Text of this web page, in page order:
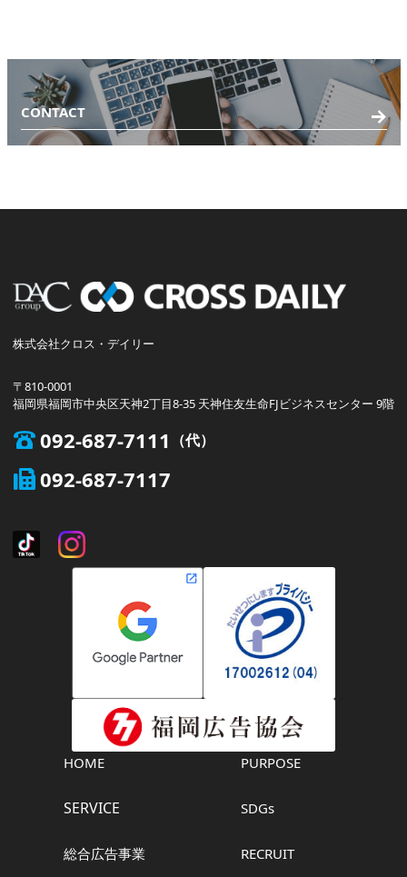
CONTACT
株式会社クロス・デイリー
〒810-0001
福岡県福岡市中央区天神2丁目8-35 天神住友生命FJビジネスセンター 9階
092-687-7111
092-687-7117
HOME
SERVICE
総合広告事業
PURPOSE
SDGs
RECRUIT